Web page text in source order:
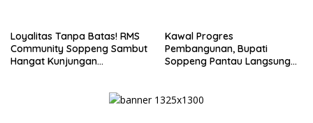
Loyalitas Tanpa Batas! RMS
Community Soppeng Sambut
Hangat Kunjungan
Kawal Progres
Pembangunan, Bupati
Soppeng Pantau Langsung